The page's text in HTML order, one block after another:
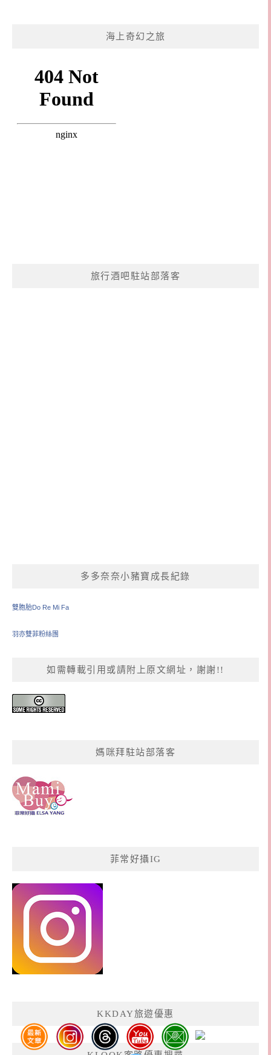
海上奇幻之旅
旅行酒吧駐站部落客
多多奈奈小豬寶成長紀錄
雙胞胎Do Re Mi Fa
羽亦雙菲粉絲團
如需轉載引用或請附上原文網址，謝謝!!
媽咪拜駐站部落客
菲常好攝IG
KKDAY旅遊優惠